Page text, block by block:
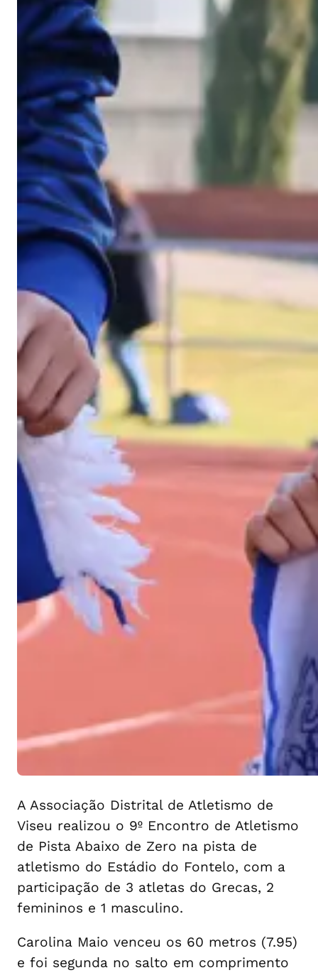
A Associação Distrital de Atletismo de
Viseu realizou o 9º Encontro de Atletismo
de Pista Abaixo de Zero na pista de
atletismo do Estádio do Fontelo, com a
participação de 3 atletas do Grecas, 2
femininos e 1 masculino.
Carolina Maio venceu os 60 metros (7.95)
e foi segunda no salto em comprimento